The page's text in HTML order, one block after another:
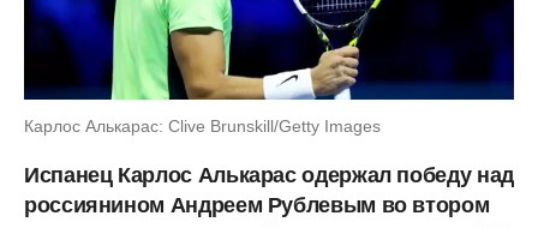
Карлос Алькарас: Clive Brunskill/Getty Images
Испанец Карлос Алькарас одержал победу над
россиянином Андреем Рублевым во втором